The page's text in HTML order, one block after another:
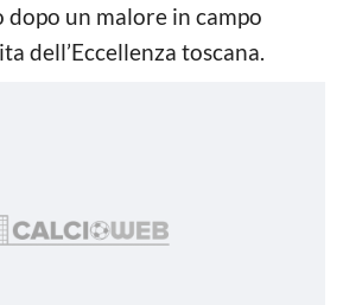
dopo un malore in campo
dell’Eccellenza toscana.